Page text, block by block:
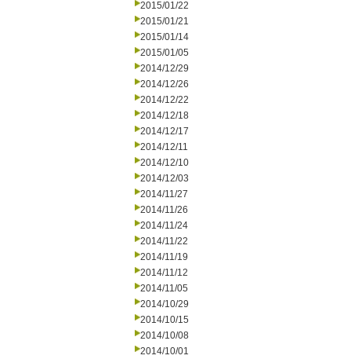
2015/01/22
2015/01/21
2015/01/14
2015/01/05
2014/12/29
2014/12/26
2014/12/22
2014/12/18
2014/12/17
2014/12/11
2014/12/10
2014/12/03
2014/11/27
2014/11/26
2014/11/24
2014/11/22
2014/11/19
2014/11/12
2014/11/05
2014/10/29
2014/10/15
2014/10/08
2014/10/01